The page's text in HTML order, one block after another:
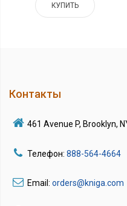
КУПИТЬ
Контакты
461 Avenue P, Brooklyn,
Телефон: 888-564-4664
Email: orders@kniga.com